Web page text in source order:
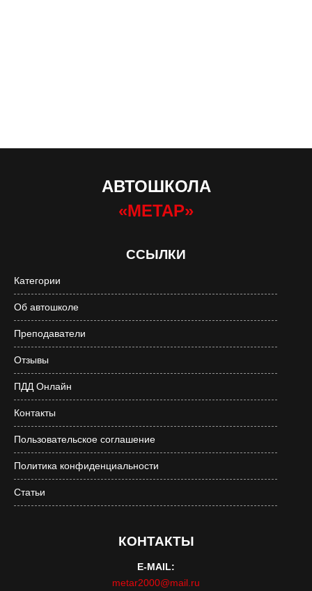
АВТОШКОЛА
«МЕТАР»
ССЫЛКИ
Категории
Об автошколе
Преподаватели
Отзывы
ПДД Онлайн
Контакты
Пользовательское соглашение
Политика конфиденциальности
Статьи
КОНТАКТЫ
E-MAIL:
metar2000@mail.ru